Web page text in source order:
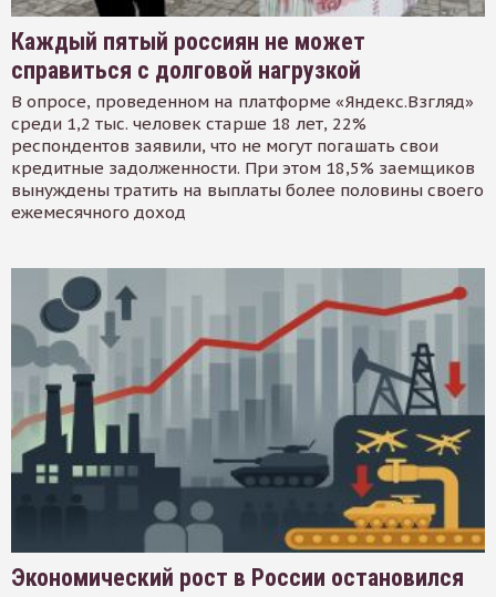
Каждый пятый россиян не может
справиться с долговой нагрузкой
В опросе, проведенном на платформе «Яндекс.Взгляд»
среди 1,2 тыс. человек старше 18 лет, 22%
респондентов заявили, что не могут погашать свои
кредитные задолженности. При этом 18,5% заемщиков
вынуждены тратить на выплаты более половины своего
ежемесячного доход
Экономический рост в России остановился